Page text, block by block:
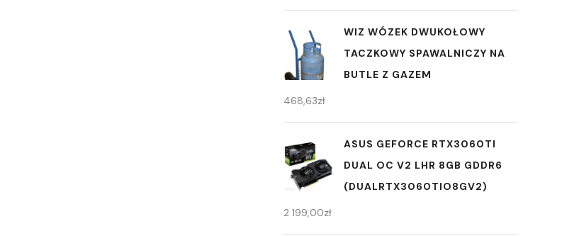
WIZ WÓZEK DWUKOŁOWY
TACZKOWY SPAWALNICZY NA
BUTLE Z GAZEM
468,63zł
ASUS GEFORCE RTX3060TI
DUAL OC V2 LHR 8GB GDDR6
(DUALRTX3060TIO8GV2)
2 199,00zł